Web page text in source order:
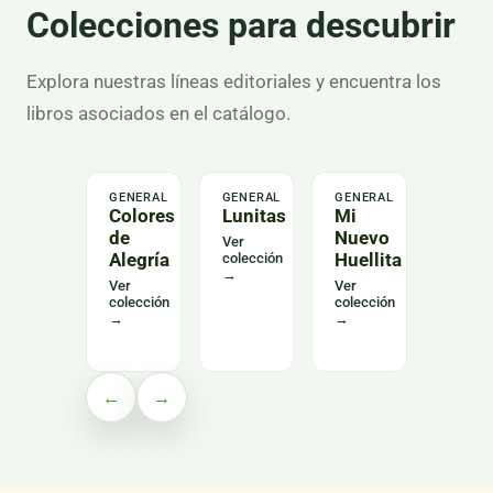
Colecciones para descubrir
Explora nuestras líneas editoriales y encuentra los
libros asociados en el catálogo.
GENERAL
Colores
de
Alegría
Ver
colección
→
GENERAL
Lunitas
Ver
colección
→
GENERAL
Mi
Nuevo
Huellita
Ver
colección
→
← →